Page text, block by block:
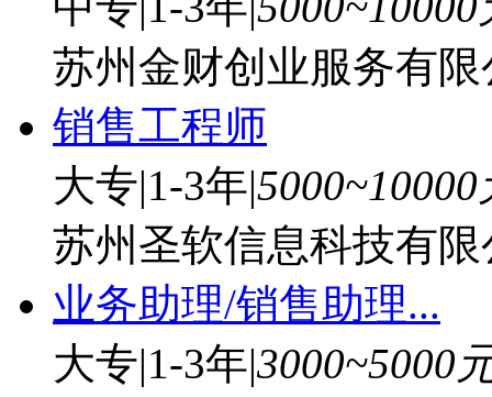
苏州金财创业服务有限
销售工程师
大专|1-3年|
苏州圣软信息科技有限
业务助理/销售助理...
大专|1-3年|3000~5000